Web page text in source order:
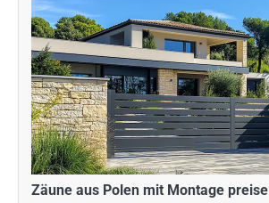
Zäune aus Polen mit Montage preise